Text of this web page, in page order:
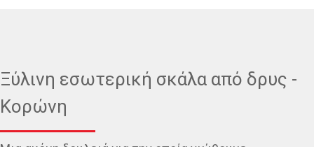
Ξύλινη εσωτερική σκάλα από δρυς -
Κορώνη